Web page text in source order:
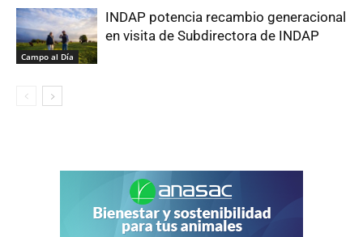
Campo al Día
INDAP potencia recambio generacional
en visita de Subdirectora de INDAP